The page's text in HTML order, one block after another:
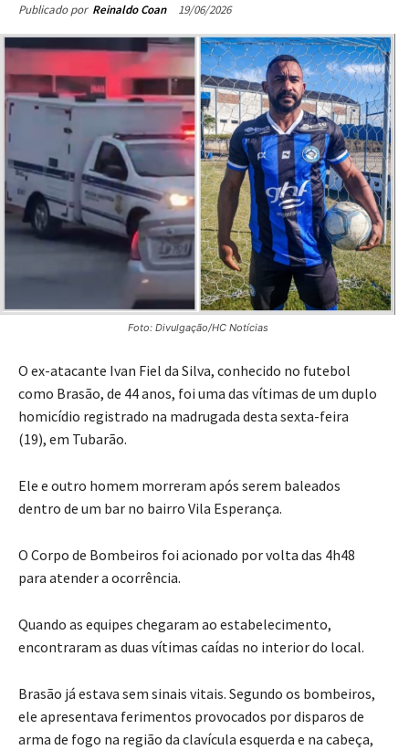
Publicado por Reinaldo Coan 19/06/2026
Foto: Divulgação/HC Notícias
O ex-atacante Ivan Fiel da Silva, conhecido no futebol
como Brasão, de 44 anos, foi uma das vítimas de um duplo
homicídio registrado na madrugada desta sexta-feira
(19), em Tubarão.
Ele e outro homem morreram após serem baleados
dentro de um bar no bairro Vila Esperança.
O Corpo de Bombeiros foi acionado por volta das 4h48
para atender a ocorrência.
Quando as equipes chegaram ao estabelecimento,
encontraram as duas vítimas caídas no interior do local.
Brasão já estava sem sinais vitais. Segundo os bombeiros,
ele apresentava ferimentos provocados por disparos de
arma de fogo na região da clavícula esquerda e na cabeça,